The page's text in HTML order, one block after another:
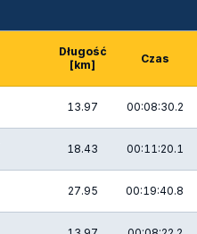
Długość
[km]
Czas
13.97 00:08:30.2
18.43 00:11:20.1
27.95 00:19:40.8